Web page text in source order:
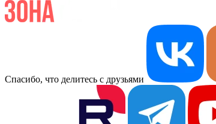
Спасибо, что делитесь с друзьями